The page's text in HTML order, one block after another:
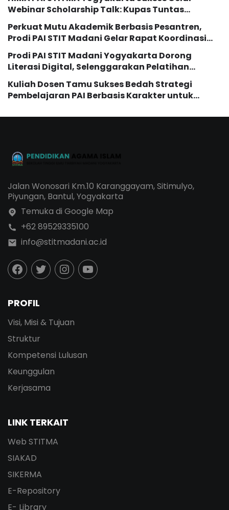
Eco Theology Education”
Webinar Scholarship Talk: Kupas Tuntas
Peluang Studi Lanjut dengan Beasiswa LPDP
Perkuat Mutu Akademik Berbasis Pesantren,
Prodi PAI STIT Madani Gelar Rapat Koordinasi
dan Evaluasi Kurikulum
Prodi PAI STIT Madani Yogyakarta Dorong
Literasi Digital, Selenggarakan Pelatihan
Pemanfaatan AI bagi Mahasiswi
Kuliah Dosen Tamu Sukses Bedah Strategi
Pembelajaran PAI Berbasis Karakter untuk
Jalan Wonosari Km.10 Karanggayam, Sitimulyo,
Piyungan, Bantul, Yogyakarta
Temuka di Google Map
+62 89529335100
info@stitmadani.ac.id
PROFIL
Visi, Misi & Tujuan
Struktur
Kompetensi Lulusan
Keunggulan
Kerjasama
LINK TERKAIT
Web STITMA
SIAKAD
SIKERMA
E-Repository
E- Library